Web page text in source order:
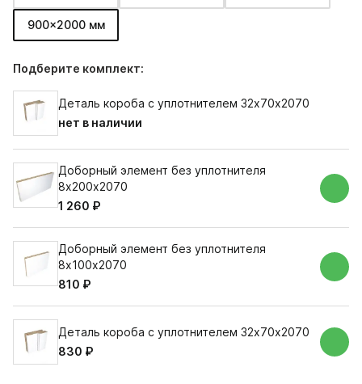
900x2000 мм
Подберите комплект:
Деталь короба с уплотнителем 32х70х2070
нет в наличии
Доборный элемент без уплотнителя
8х200х2070
1 260 ₽
Доборный элемент без уплотнителя
8х100х2070
810 ₽
Деталь короба с уплотнителем 32х70х2070
830 ₽